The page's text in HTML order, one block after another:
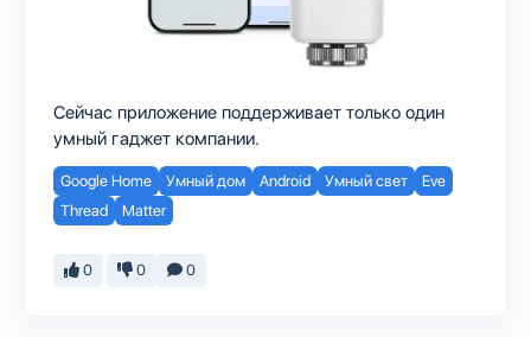
Сейчас приложение поддерживает только один
умный гаджет компании.
Google Home Умный дом Android Умный свет
Eve
Thread
Matter
0 0 0